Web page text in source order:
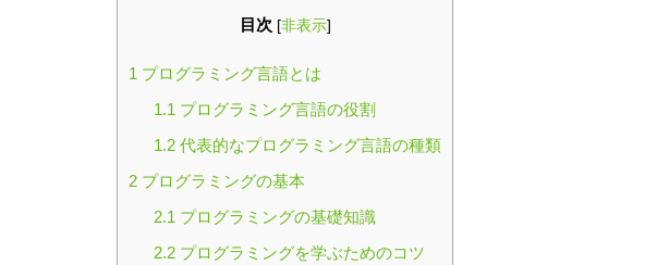
目次 [非表示]
1 プログラミング言語とは
1.1 プログラミング言語の役割
1.2代表的なプログラミング言語の種類
2 プログラミングの基本
2.1 プログラミングの基礎知識
2.2プログラミングを学ぶためのコツ